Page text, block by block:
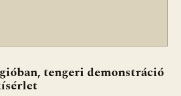
tengeri demonstráció